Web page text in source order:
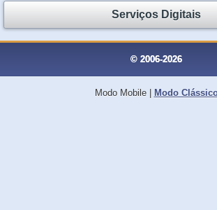
Serviços Digitais
© 2006-2026
Modo Mobile| Modo